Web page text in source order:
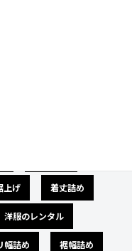
上げ 着丈詰め
洋服のレンタル
幅詰め 裾幅詰め